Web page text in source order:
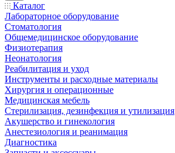
Каталог
Лабораторное оборудование
Стоматология
Общемедицинское оборудование
Физиотерапия
Неонатология
Реабилитация и уход
Инструменты и расходные материалы
Хирургия и операционные
Медицинская мебель
Стерилизация, дезинфекция и утилизация
Акушерство и гинекология
Анестезиология и реанимация
Диагностика